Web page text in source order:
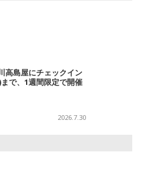
島屋にチェックイン
で、1週間限定で開催
2026.7.30